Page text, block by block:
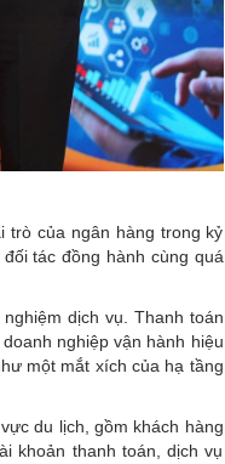
trò của ngân hàng trong kỷ
tác đồng hành cùng quá
dịch vụ. Thanh toán
nghiệp vận hành hiệu
một mắt xích của hạ tầng
du lịch, gồm khách hàng
khoản thanh toán, dịch vụ